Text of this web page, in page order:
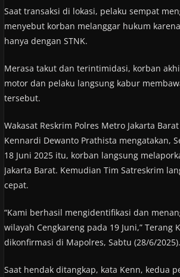
Saat transaksi di lokasi, pelaku sempat
menyebut korban melanggar hukum
hanya dengan STNK.
Merasa takut dan terintimidasi, korban
motor dan pelaku langsung kabur
tersebut.
Wakasat Reskrim Polres Metro Jakarta
Kennardi Dewanto Prathista mengatakan,
18 Juni 2025 itu, korban langsung
Jakarta Barat. Kemudian Tim Satreskrim
cepat.
“Kami berhasil mengidentifikasi dan
wilayah Cengkareng pada 19 Juni,” Terang
dikonfirmasi di Mapolres, Sabtu (28/6/2025).
Saat hendak ditangkap, kata Kenn, kedua